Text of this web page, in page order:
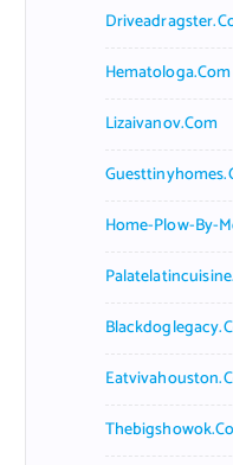
Hematologa.com
Lizaivanov.com
Home-Plow-By-